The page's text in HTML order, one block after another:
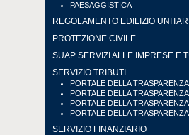
PAESAGGISTICA
REGOLAMENTO EDILIZIO
PROTEZIONE CIVILE
SUAP SERVIZI ALLE IMPRESE E
SERVIZIO TRIBUTI
PORTALE DELLA
PORTALE DELLA
PORTALE DELLA
PORTALE DELLA
SERVIZIO FINANZIARIO